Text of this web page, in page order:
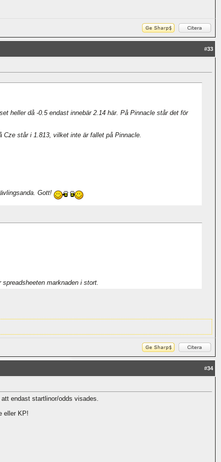
#33
heller då -0.5 endast innebär 2.14 här. På Pinnacle står det för
står i 1.813, vilket inte är fallet på Pinnacle.
Gott!
marknaden i stort.
#34
endast startlinor/odds visades.
eller KP!